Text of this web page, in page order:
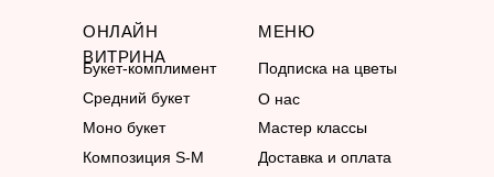
ОНЛАЙН
ВИТРИНА
МЕНЮ
Букет-комплимент
Средний букет
Моно букет
Композиция S-M
Подписка на цветы
О нас
Мастер классы
Доставка и оплата